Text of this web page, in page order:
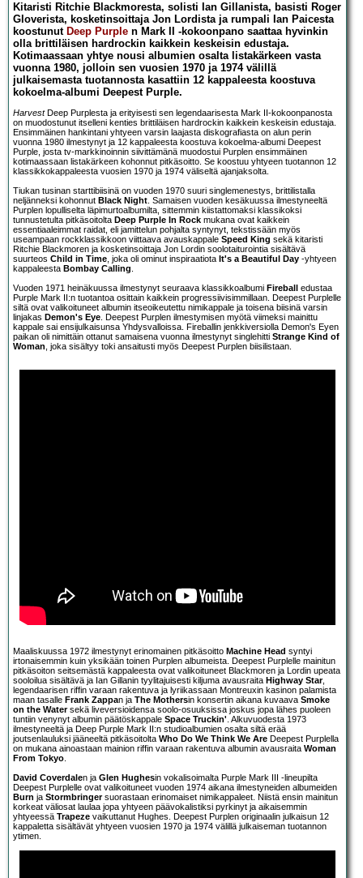
Kitaristi Ritchie Blackmoresta, solisti Ian Gillanista, basisti Roger
Gloverista, kosketinsoittaja Jon Lordista ja rumpali Ian Paicesta
koostunut Deep Purple n Mark II -kokoonpano saattaa hyvinkin
olla brittiläisen hardrockin kaikkein keskeisin edustaja.
Kotimaassaan yhtye nousi albumien osalta listakärkeen vasta
vuonna 1980, jolloin sen vuosien 1970 ja 1974 välillä
julkaisemasta tuotannosta kasattiin 12 kappaleesta koostuva
kokoelma-albumi Deepest Purple.
HarvestDeep Purplesta ja erityisesti sen legendaarisesta Mark II-kokoonpanosta
on muodostunut itselleni kenties brittiläisen hardrockin kaikkein keskeisin edustaja.
Ensimmäinen hankintani yhtyeen varsin laajasta diskografiasta on alun perin
vuonna 1980 ilmestynyt ja 12 kappaleesta koostuva kokoelma-albumi Deepest
Purple, josta tv-markkinoinnin siivittämänä muodostui Purplen ensimmäinen
kotimaassaan listakärkeen kohonnut pitkäsoitto. Se koostuu yhtyeen tuotannon 12
klassikkokappaleesta vuosien 1970 ja 1974 väliseltä ajanjaksolta.
Tiukan tusinan starttibiisinä on vuoden 1970 suuri singlemenestys, brittilistalla
neljänneksi kohonnut Black Night. Samaisen vuoden kesäkuussa ilmestyneeltä
Purplen lopulliselta läpimurtoalbumilta, sittemmin kiistattomaksi klassikoksi
tunnustetulta pitkäsoitolta Deep Purple In Rock mukana ovat kaikkein
essentiaaleimmat raidat, eli jamittelun pohjalta syntynyt, tekstissään myös
useampaan rockklassikkoon viittaava avauskappale Speed King sekä kitaristi
Ritchie Blackmoren ja kosketinsoittaja Jon Lordin soolotaiturointia sisältävä
suurteos Child in Time, joka oli ominut inspiraatiota It's a Beautiful Day -yhtyeen
kappaleesta Bombay Calling.
Vuoden 1971 heinäkuussa ilmestynyt seuraava klassikkoalbumi Fireball
edustaa
Purple Mark II:n tuotantoa osittain kaikkein progressiivisimmillaan. Deepest Purplelle
siltä ovat valikoituneet albumin itseoikeutettu nimikappale ja toisena biisinä varsin
linjakas Demon's Eye. Deepest Purplen ilmestymisen myötä viimeksi mainittu
kappale sai ensijulkaisunsa Yhdysvalloissa. Fireballin jenkkiversiolla Demon's Eyen
paikan oli nimittäin ottanut samaisena vuonna ilmestynyt singlehitti Strange Kind of
Woman, joka sisältyy toki ansaitusti myös Deepest Purplen biisilistaan.
Maaliskuussa 1972 ilmestynyt erinomainen pitkäsoitto Machine Head syntyi
irtonaisemmin kuin yksikään toinen Purplen albumeista. Deepest Purplelle mainitun
pitkäsoiton seitsemästä kappaleesta ovat valikoituneet Blackmoren ja Lordin upeata
sooloilua sisältävä ja Ian Gillanin tyylitajuisesti kiljuma avausraita Highway Star,
legendaarisen riffin varaan rakentuva ja lyriikassaan Montreuxin kasinon palamista
maan tasalle Frank Zappan ja The Mothersin konsertin aikana kuvaava Smoke
on the Watersekä liveversioidensa soolo-osuuksissa joskus jopa lähes puoleen
tuntiin venynyt albumin päätöskappale Space Truckin'. Alkuvuodesta 1973
ilmestyneeltä ja Deep Purple Mark II:n studioalbumien osalta siltä erää
joutsenlauluksi jääneeltä pitkäsoitolta Who Do We Think We Are Deepest Purplella
on mukana ainoastaan mainion riffin varaan rakentuva albumin avausraita Woman
From Tokyo.
David Coverdalen ja Glen Hughesin vokalisoimalta Purple Mark III -lineupilta
Deepest Purplelle ovat valikoituneet vuoden 1974 aikana ilmestyneiden albumeiden
Burn ja Stormbringersuorastaan erinomaiset nimikappaleet. Niistä ensin mainitun
korkeat väliosat laulaa jopa yhtyeen päävokalistiksi pyrkinyt ja aikaisemmin
yhtyeessä Trapeze vaikuttanut Hughes. Deepest Purplen originaalin julkaisun 12
kappaletta sisältävät yhtyeen vuosien 1970 ja 1974 välillä julkaiseman tuotannon
ytimen.